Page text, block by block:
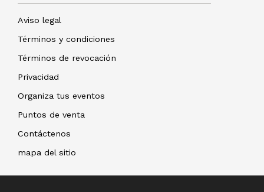
Aviso legal
Términos y condiciones
Términos de revocación
Privacidad
Organiza tus eventos
Puntos de venta
Contáctenos
mapa del sitio